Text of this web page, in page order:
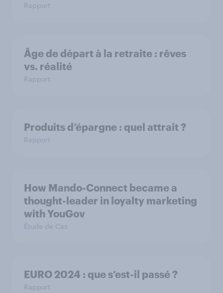
Rapport
Âge de départ à la retraite : rêves
vs. réalité
Rapport
Produits d’épargne : quel attrait ?
Rapport
How Mando-Connect became a
thought-leader in loyalty marketing
with YouGov
Étude de Cas
EURO 2024 : que s’est-il passé ?
Rapport